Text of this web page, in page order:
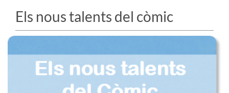
Els nous talents del còmic